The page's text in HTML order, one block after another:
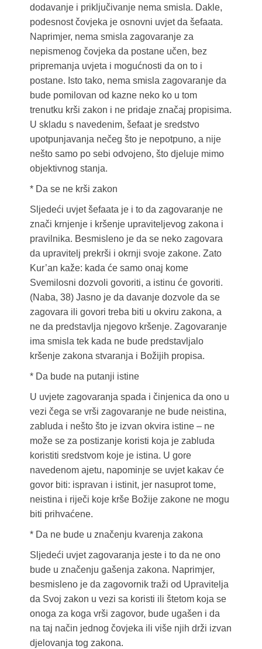
dodavanje i priključivanje nema smisla. Dakle,
podesnost čovjeka je osnovni uvjet da šefaata.
Naprimjer, nema smisla zagovaranje za
nepismenog čovjeka da postane učen, bez
pripremanja uvjeta i mogućnosti da on to i
postane. Isto tako, nema smisla zagovaranje da
bude pomilovan od kazne neko ko u tom
trenutku krši zakon i ne pridaje značaj propisima.
U skladu s navedenim, šefaat je sredstvo
upotpunjavanja nečeg što je nepotpuno, a nije
nešto samo po sebi odvojeno, što djeluje mimo
objektivnog stanja.
* Da se ne krši zakon
Sljedeći uvjet šefaata je i to da zagovaranje ne
znači krnjenje i kršenje upraviteljevog zakona i
pravilnika. Besmisleno je da se neko zagovara
da upravitelj prekrši i okrnji svoje zakone. Zato
Kur’an kaže: kada će samo onaj kome
Svemilosni dozvoli govoriti, a istinu će govoriti.
(Naba, 38) Jasno je da davanje dozvole da se
zagovara ili govori treba biti u okviru zakona, a
ne da predstavlja njegovo kršenje. Zagovaranje
ima smisla tek kada ne bude predstavljalo
kršenje zakona stvaranja i Božijih propisa.
* Da bude na putanji istine
U uvjete zagovaranja spada i činjenica da ono u
vezi čega se vrši zagovaranje ne bude neistina,
zabluda i nešto što je izvan okvira istine – ne
može se za postizanje koristi koja je zabluda
koristiti sredstvom koje je istina. U gore
navedenom ajetu, napominje se uvjet kakav će
govor biti: ispravan i istinit, jer nasuprot tome,
neistina i riječi koje krše Božije zakone ne mogu
biti prihvaćene.
* Da ne bude u značenju kvarenja zakona
Sljedeći uvjet zagovaranja jeste i to da ne ono
bude u značenju gašenja zakona. Naprimjer,
besmisleno je da zagovornik traži od Upravitelja
da Svoj zakon u vezi sa koristi ili štetom koja se
onoga za koga vrši zagovor, bude ugašen i da
na taj način jednog čovjeka ili više njih drži izvan
djelovanja tog zakona.